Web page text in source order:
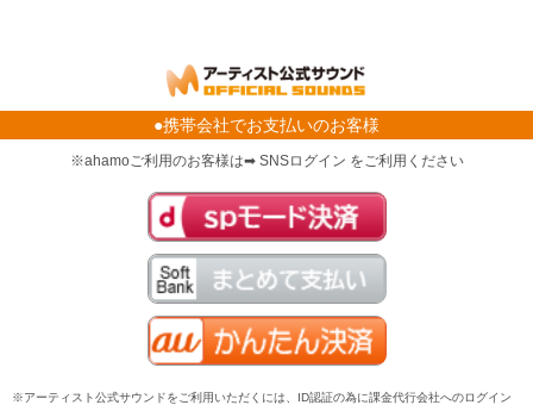
●携帯会社でお支払いのお客様
※ahamoご利用のお客様は➡ SNSログイン をご利用ください
※アーティスト公式サウンドをご利用いただくには、ID認証の為に課金代行会社へのログイン